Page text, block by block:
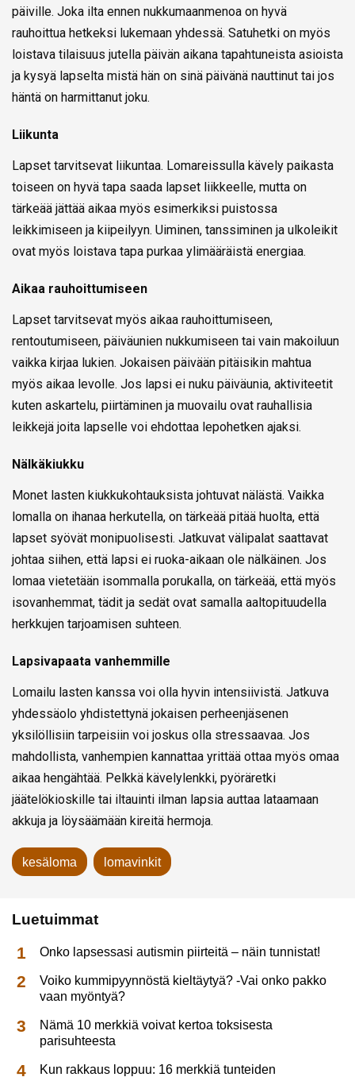
päiville. Joka ilta ennen nukkumaanmenoa on hyvä
rauhoittua hetkeksi lukemaan yhdessä. Satuhetki on myös
loistava tilaisuus jutella päivän aikana tapahtuneista asioista
ja kysyä lapselta mistä hän on sinä päivänä nauttinut tai jos
häntä on harmittanut joku.
Liikunta
Lapset tarvitsevat liikuntaa. Lomareissulla kävely paikasta
toiseen on hyvä tapa saada lapset liikkeelle, mutta on
tärkeää jättää aikaa myös esimerkiksi puistossa
leikkimiseen ja kiipeilyyn. Uiminen, tanssiminen ja ulkoleikit
ovat myös loistava tapa purkaa ylimääräistä energiaa.
Aikaa rauhoittumiseen
Lapset tarvitsevat myös aikaa rauhoittumiseen,
rentoutumiseen, päiväunien nukkumiseen tai vain makoiluun
vaikka kirjaa lukien. Jokaisen päivään pitäisikin mahtua
myös aikaa levolle. Jos lapsi ei nuku päiväunia, aktiviteetit
kuten askartelu, piirtäminen ja muovailu ovat rauhallisia
leikkejä joita lapselle voi ehdottaa lepohetken ajaksi.
Nälkäkiukku
Monet lasten kiukkukohtauksista johtuvat nälästä. Vaikka
lomalla on ihanaa herkutella, on tärkeää pitää huolta, että
lapset syövät monipuolisesti. Jatkuvat välipalat saattavat
johtaa siihen, että lapsi ei ruoka-aikaan ole nälkäinen. Jos
lomaa vietetään isommalla porukalla, on tärkeää, että myös
isovanhemmat, tädit ja sedät ovat samalla aaltopituudella
herkkujen tarjoamisen suhteen.
Lapsivapaata vanhemmille
Lomailu lasten kanssa voi olla hyvin intensiivistä. Jatkuva
yhdessäolo yhdistettynä jokaisen perheenjäsenen
yksilöllisiin tarpeisiin voi joskus olla stressaavaa. Jos
mahdollista, vanhempien kannattaa yrittää ottaa myös omaa
aikaa hengähtää. Pelkkä kävelylenkki, pyöräretki
jäätelökioskille tai iltauinti ilman lapsia auttaa lataamaan
akkuja ja löysäämään kireitä hermoja.
kesäloma lomavinkit
Luetuimmat
Onko lapsessasi autismin piirteitä – näin tunnistat!
Voiko kummipyynnöstä kieltäytyä? -Vai onko pakko
vaan myöntyä?
Nämä 10 merkkiä voivat kertoa toksisesta
parisuhteesta
Kun rakkaus loppuu: 16 merkkiä tunteiden